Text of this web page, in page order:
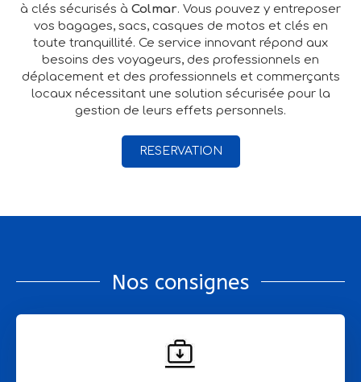
à clés sécurisés à Colmar. Vous pouvez y entreposer
vos bagages, sacs, casques de motos et clés en
toute tranquillité. Ce service innovant répond aux
besoins des voyageurs, des professionnels en
déplacement et des professionnels et commerçants
locaux nécessitant une solution sécurisée pour la
gestion de leurs effets personnels.
RESERVATION
Nos consignes